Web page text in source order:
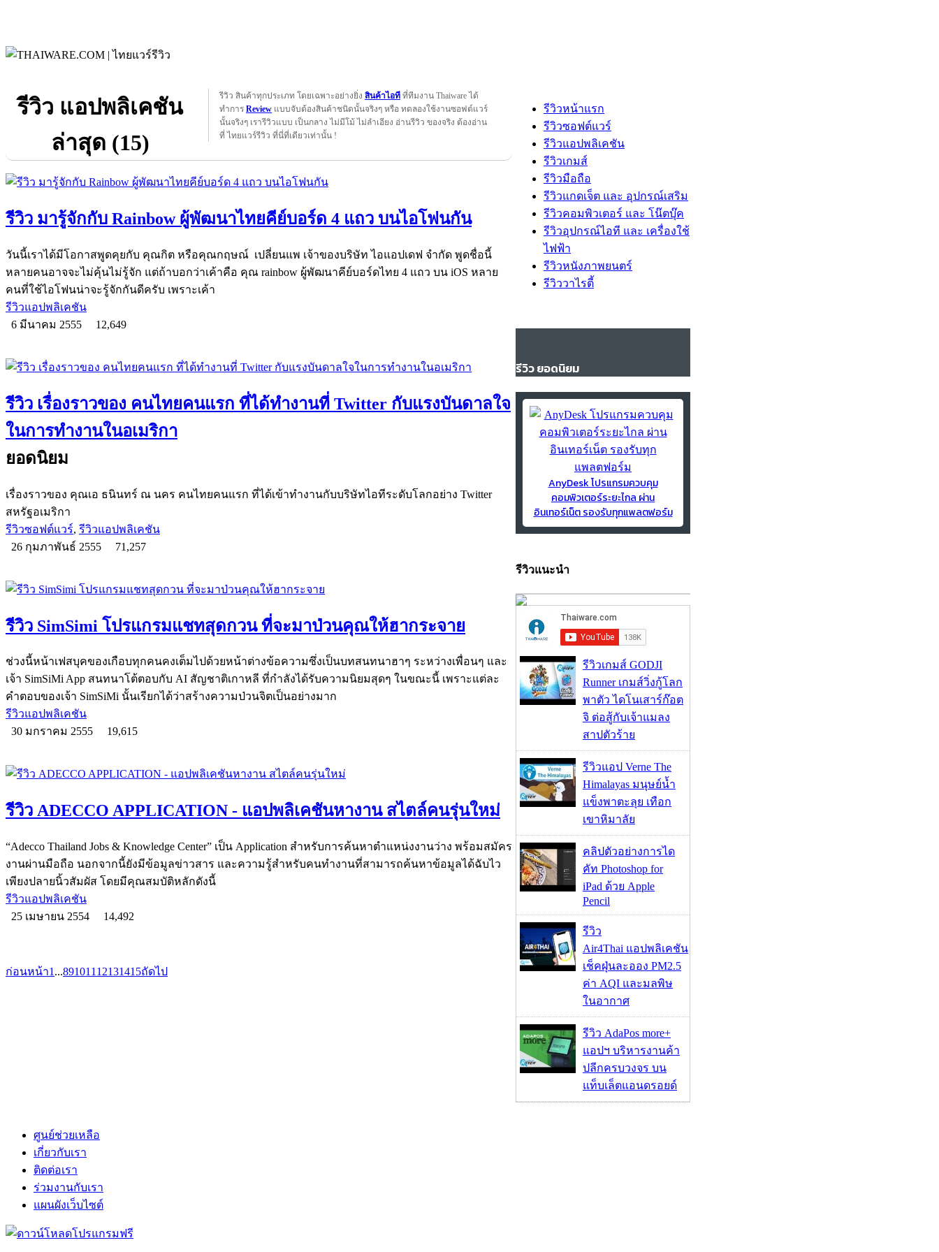
รีวิว แอปพลิเคชัน
ล่าสุด (15)
รีวิว สินค้าทุกประเภท โดยเฉพาะอย่างยิ่ง สินค้าไอที ที่ทีมงาน Thaiware ได้
ทำการ Review แบบจับต้องสินค้าชนิดนั้นจริงๆ หรือ ทดลองใช้งานซอฟต์แวร์
นั้นจริงๆ เรารีวิวแบบ เป็นกลาง ไม่มีโม้ ไม่ลำเอียง อ่านรีวิว ของจริง ต้องอ่าน
ที่ ไทยแวร์รีวิว ที่นี่ที่เดียวเท่านั้น !
รีวิว มารู้จักกับ Rainbow ผู้พัฒนาไทยคีย์บอร์ด 4 แถว บนไอโฟนกัน
วันนี้เราได้มีโอกาสพูดคุยกับ คุณกิต หรือคุณกฤษณ์ เปลี่ยนแพ เจ้าของบริษัท ไอแอปเดฟ จำกัด พูดชื่อนี้
หลายคนอาจจะไม่คุ้นไม่รู้จัก แต่ถ้าบอกว่าเค้าคือ คุณ rainbow ผู้พัฒนาคีย์บอร์ดไทย 4 แถว บน iOS หลาย
คนที่ใช้ไอโฟนน่าจะรู้จักกันดีครับ เพราะเค้า
รีวิวแอปพลิเคชัน
6 มีนาคม 2555
12,649
รีวิว เรื่องราวของ คนไทยคนแรก ที่ได้ทำงานที่ Twitter กับแรงบันดาลใจ
ในการทำงานในอเมริกา
ยอดนิยม
เรื่องราวของ คุณเอ ธนินทร์ ณ นคร คนไทยคนแรก ที่ได้เข้าทำงานกับบริษัทไอทีระดับโลกอย่าง Twitter
สหรัฐอเมริกา
รีวิวซอฟต์แวร์, รีวิวแอปพลิเคชัน
26 กุมภาพันธ์ 2555
71,257
รีวิว SimSimi โปรแกรมแชทสุดกวน ที่จะมาป่วนคุณให้ฮากระจาย
ช่วงนี้หน้าเฟสบุคของเกือบทุกคนคงเต็มไปด้วยหน้าต่างข้อความซึ่งเป็นบทสนทนาฮาๆ ระหว่างเพื่อนๆ และ
เจ้า SimSiMi App สนทนาโต้ตอบกับ AI สัญชาติเกาหลี ที่กำลังได้รับความนิยมสุดๆ ในขณะนี้ เพราะแต่ละ
คำตอบของเจ้า SimSiMi นั้นเรียกได้ว่าสร้างความป่วนจิตเป็นอย่างมาก
รีวิวแอปพลิเคชัน
30 มกราคม 2555
19,615
รีวิว ADECCO APPLICATION - แอปพลิเคชันหางาน สไตล์คนรุ่นใหม่
“Adecco Thailand Jobs & Knowledge Center” เป็น Application สำหรับการค้นหาตำแหน่งงานว่าง พร้อมสมัคร
งานผ่านมือถือ นอกจากนี้ยังมีข้อมูลข่าวสาร และความรู้สำหรับคนทำงานที่สามารถค้นหาข้อมูลได้ฉับไว
เพียงปลายนิ้วสัมผัส โดยมีคุณสมบัติหลักดังนี้
รีวิวแอปพลิเคชัน
25 เมษายน 2554
14,492
ก่อนหน้า1 ...891011 12131415ถัดไป
รีวิวหน้าแรก
รีวิวซอฟต์แวร์
รีวิวแอปพลิเคชัน
รีวิวเกมส์
รีวิวมือถือ
รีวิวแกดเจ็ต และ อุปกรณ์เสริม
รีวิวคอมพิวเตอร์ และ โน๊ตบุ๊ค
รีวิวอุปกรณ์ไอที และ เครื่องใช้
ไฟฟ้า
รีวิวหนังภาพยนตร์
รีวิววาไรตี้
รีวิว ยอดนิยม
AnyDesk โปรแกรมควบคุม
คอมพิวเตอร์ระยะไกล ผ่าน
อินเทอร์เน็ต รองรับทุกแพลตฟอร์ม
รีวิวแนะนำ
รีวิวเกมส์ GODJI
Runner เกมส์วิ่งกู้โลก
พาตัว ไดโนเสาร์ก๊อต
จิ ต่อสู้กับเจ้าแมลง
สาปตัวร้าย
รีวิวแอป Verne The
Himalayas มนุษย์น้ำ
แข็งพาตะลุย เทือก
เขาหิมาลัย
คลิปตัวอย่างการได
คัท Photoshop for
iPad ด้วย Apple
Pencil
รีวิว
Air4Thai แอปพลิเคชัน
เช็คฝุ่นละออง PM2.5
ค่า AQI และมลพิษ
ในอากาศ
รีวิว AdaPos more+
แอปฯ บริหารงานค้า
ปลีกครบวงจร บน
แท็บเล็ตแอนดรอยด์
ศูนย์ช่วยเหลือ
เกี่ยวกับเรา
ติดต่อเรา
ร่วมงานกับเรา
แผนผังเว็บไซต์